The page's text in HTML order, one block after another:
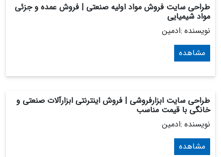
طراحی سایت فروش مواد اولیه صنعتی | فروش عمده و جزئی
مواد شیمیایی
نویسنده :ادمین
مشاهده
طراحی سایت ابزارفروشی | فروش اینترنتی ابزارآلات صنعتی و
خانگی با قیمت مناسب
نویسنده :ادمین
مشاهده